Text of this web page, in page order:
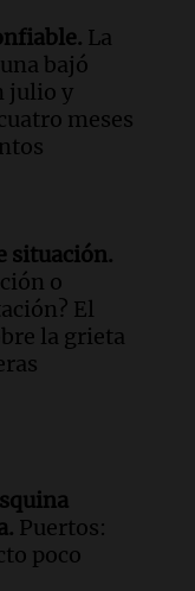
de Santa
fallo sobre
La
bajó
julio y
meses
situación.
o
El
la grieta
Puertos:
poco